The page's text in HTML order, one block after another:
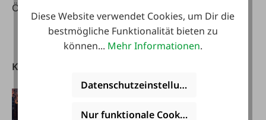
Österreich
Sa:
08:00 - 12:00 Uhr
Kataloge
herunterladen
Diese Website verwendet Cookies, um Dir die
bestmögliche Funktionalität bieten zu
können... Mehr Informationen.
Datenschutzeinstellungen
Nur funktionale Cookies akzeptieren